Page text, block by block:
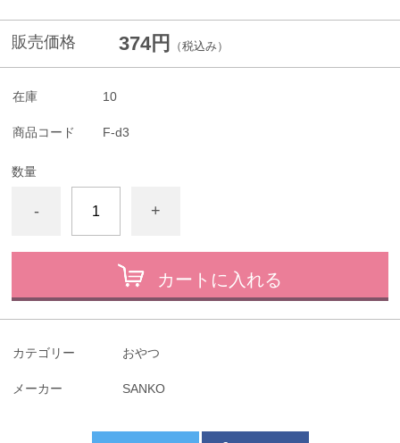
販売価格 374円 （税込み）
在庫 10
商品コード F-d3
数量
- +
カートに入れる
カテゴリー おやつ
メーカー SANKO